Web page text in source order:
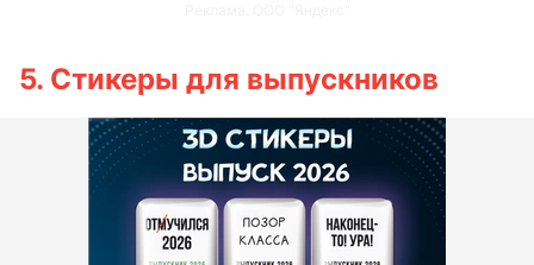
5. Стикеры для выпускников